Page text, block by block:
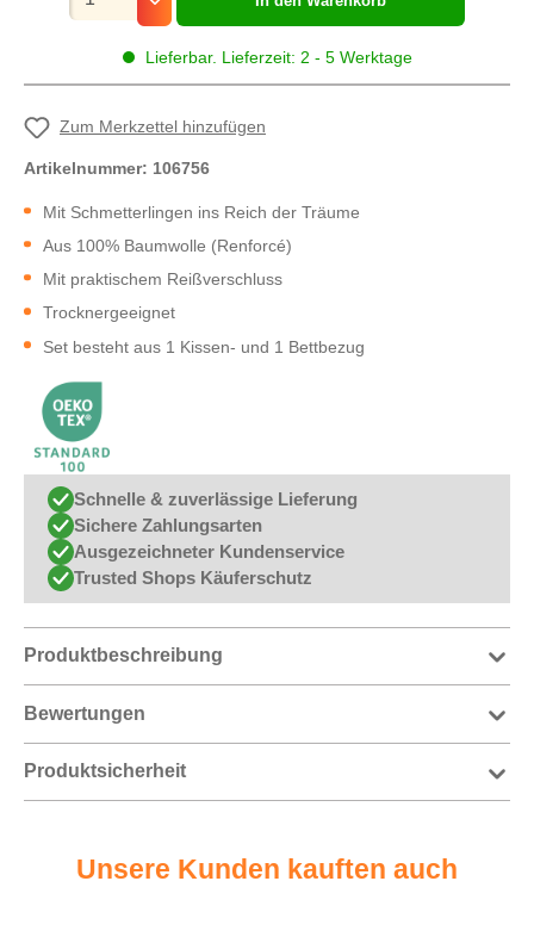
Lieferbar. Lieferzeit: 2 - 5 Werktage
Zum Merkzettel hinzufügen
Artikelnummer: 106756
Mit Schmetterlingen ins Reich der Träume
Aus 100% Baumwolle (Renforcé)
Mit praktischem Reißverschluss
Trocknergeeignet
Set besteht aus 1 Kissen- und 1 Bettbezug
Schnelle & zuverlässige Lieferung
Sichere Zahlungsarten
Ausgezeichneter Kundenservice
Trusted Shops Käuferschutz
Produktbeschreibung
Bewertungen
Produktsicherheit
Unsere Kunden kauften auch